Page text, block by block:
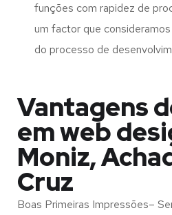
funções com rapidez de
um factor que
do processo de
Vantagens
em web
Moniz,
Cruz
Boas Primeiras Impressões–